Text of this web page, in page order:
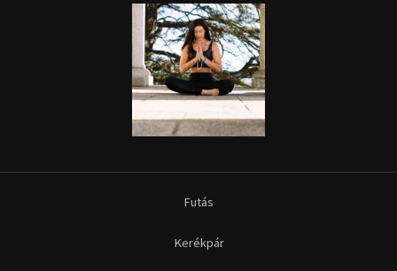
Futás
Kerékpár